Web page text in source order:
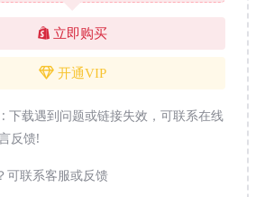
立即购买
开通VIP
下载遇到问题或链接失效，可联系在线
反馈!
可联系客服或反馈